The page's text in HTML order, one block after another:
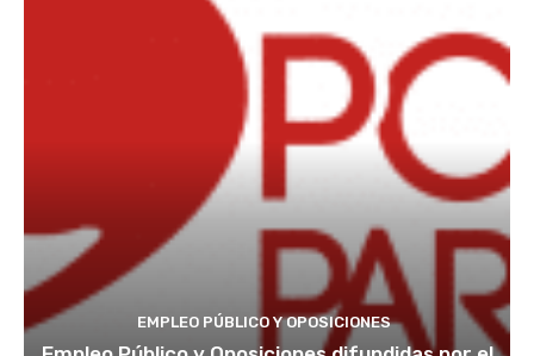
EMPLEO PÚBLICO Y OPOSICIONES